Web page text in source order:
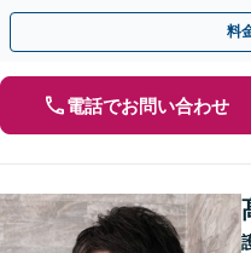
い「加害者側からのご相談も」【
料
電話でお問い合わせ